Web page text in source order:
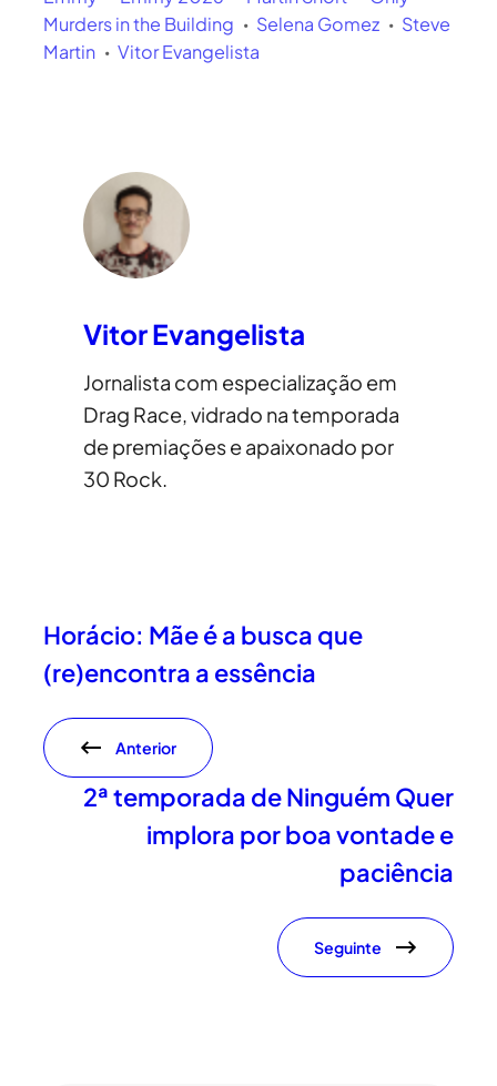
Murders in the Building
Selena Gomez
Steve
Martin
Vitor Evangelista
Vitor Evangelista
Jornalista com especialização em
Drag Race, vidrado na temporada
de premiações e apaixonado por
30 Rock.
Horácio: Mãe é a busca que
(re)encontra a essência
Anterior
2ª temporada de Ninguém Quer
implora por boa vontade e
paciência
Seguinte